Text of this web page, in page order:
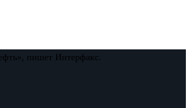
пишет Интерфакс.